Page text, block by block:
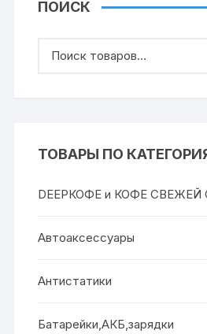
ПОИСК
ТОВАРЫ ПО
DEEPКОФЕ и КОФЕ
Автоаксессуары
Антистатики
Батарейки,АКБ,зарядки